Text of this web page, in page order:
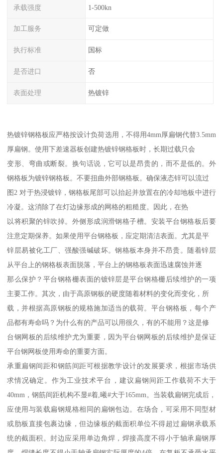
承载强度 1-500kn
加工服务 可定做
执行标准 国标
是否进口 否
表面处理 热镀锌
热镀锌钢格板应严格按设计负荷选用，不得用4mm厚扁钢代替3.5mm
厚扁钢。使用下差速器板创建热镀锌钢格板时，长期过载只会
变形、弯曲或断裂。换句话说，它可以是昂贵的，而不是低的。外
钢格板为镀锌钢格板。不要扭曲外部钢格板。确保液态锌可以流过
图2 对于热浸镀锌，钢格板尾部可以抬起并放置在的冷却地板中进行
冷凝。这消除了在灯边缘形成的网格的粗糙度。因此，在热
以将积聚的锌吹掉。外侧形成润滑钢格子槽。安装平台钢格板后要
注意定期保养。如果使用平台钢格板，应定期清洁表面。尤其是平
锌层易被化工厂、强酸强碱破坏。钢格板本身并不昂贵。随着锌层
从平台上的钢格板表面脱落，平台上的钢格板表面迅速腐蚀并逐
那么保护？平台钢格栅表面的镀锌层是平台钢格栅后续维护的一项
主要工作。其次，由于高原钢板的硬度随着材料的变化而变化，所
载，并根据高原钢板的规格施加适当的载荷。平台钢格板，每个产
品都有寿命吗？为什么有的产品可以用很久，有的不能用？这是修
台钢网板的后续维护尤为重要，因为平台钢网板的后续维护是保证
平台钢网板使用寿命的重要方面。
承重扁钢间距和钢筋间距可根据教学设计的发展要求，根据市场供
求情况确定。作为工业技术平台，建议扁钢间距工作载荷不大于
40mm，钢筋间距机构不显#着,曦#大于165mm。当装载扁钢完成后，
应使用与装载扁钢规格相同的扁钢包边。在场合，可采用不同型材
或肋板直接包裹边缘，但边缘板的截面积单位不得超过扁钢承载系
统的截面积。封边应采用单边角焊，焊接高度不得小于轴承扁钢厚